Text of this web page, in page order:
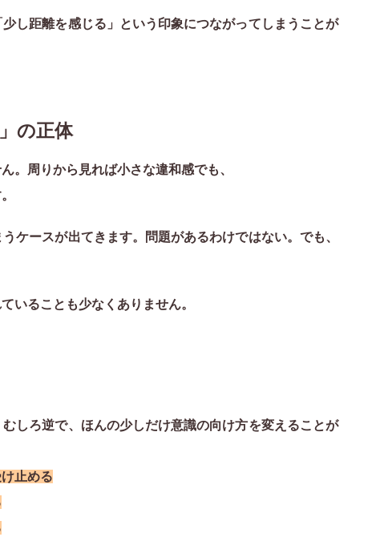
し距離を感じる」という印象につながってしまうことが
の正体
。周りから見れば小さな違和感でも、
ケースが出てきます。問題があるわけではない。でも、
いることも少なくありません。
しろ逆で、ほんの少しだけ意識の向け方を変えることが
止める